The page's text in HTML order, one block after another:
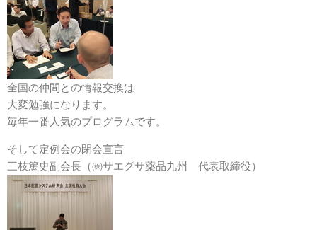
全国の仲間との情報交換は
大変勉強になります。
毎年一番人気のプログラムです。
そして定例会の閉会宣言
三枝篤史副会長（㈱サエグサ薬品九州 代表取締役）